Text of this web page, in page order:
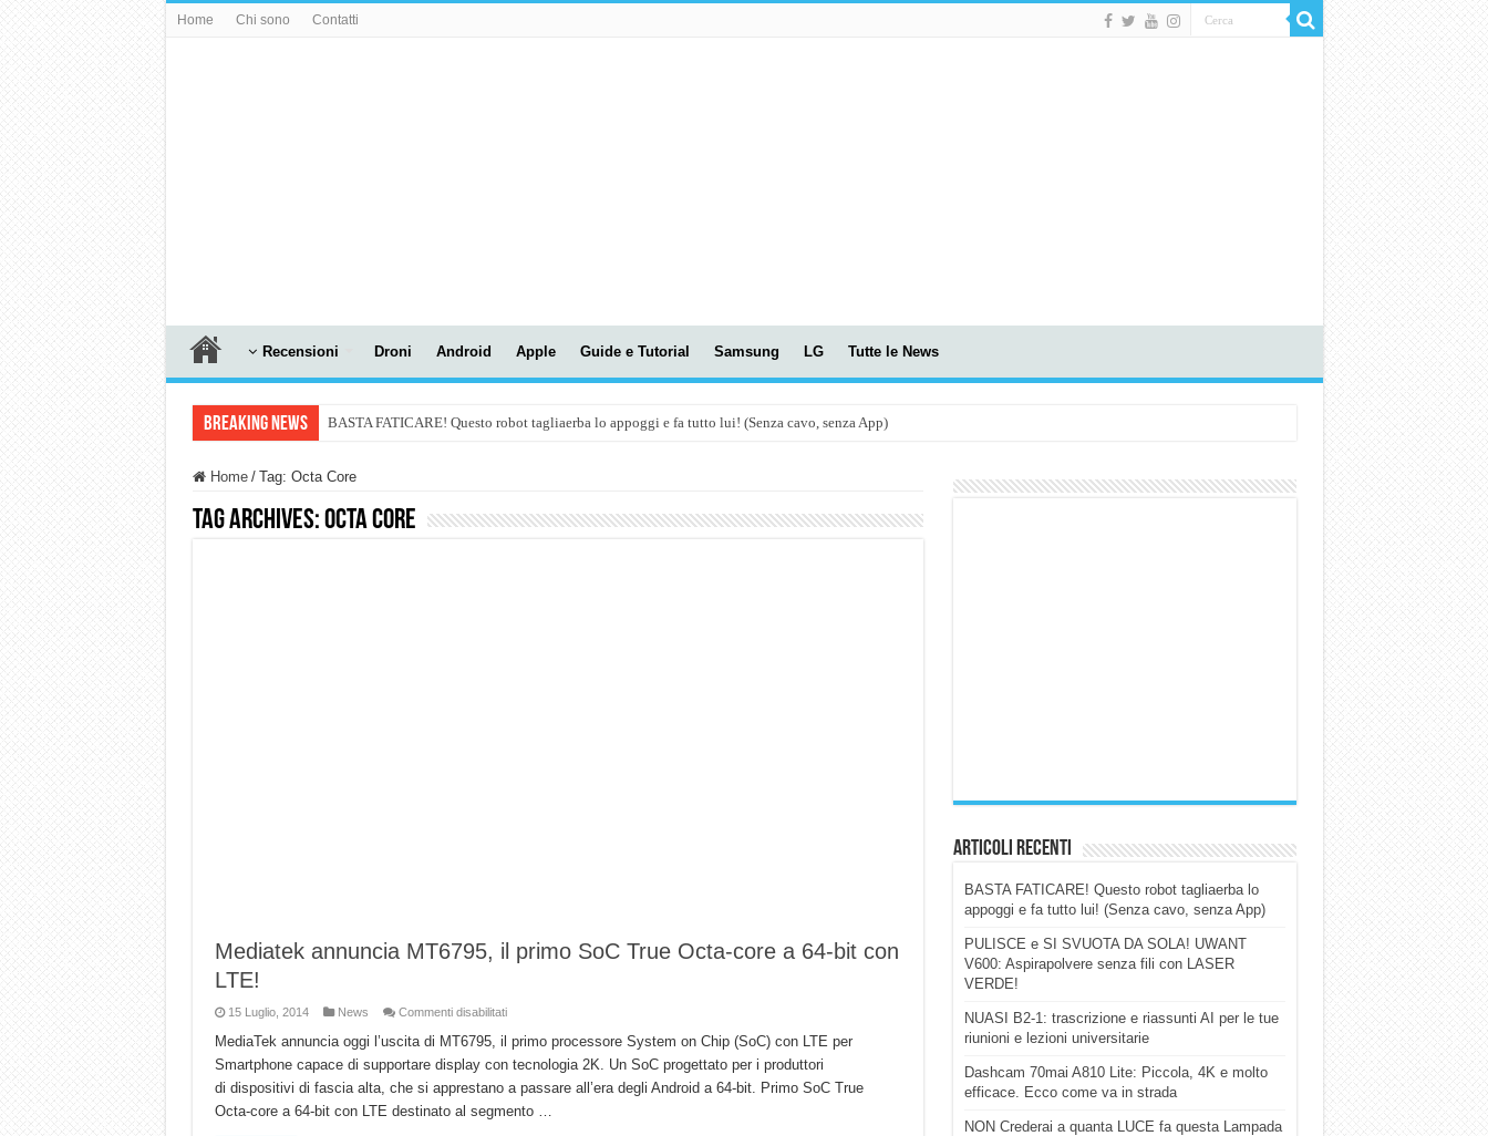
Home Chi sono Contatti
Recensioni Droni Android Apple Guide e Tutorial Samsung LG Tutte le News
Breaking News BASTA FATICARE! Questo robot tagliaerba lo appoggi e fa tutto lui! (Senza cavo, senza App)
Dashcam 70mai A810 Lite: Piccola, 4K e molto efficace. Ecco come va in strada
Home / Tag: Octa Core
Tag Archives:Octa Core
Mediatek annuncia MT6795, il primo SoC True Octa-core a 64-bit con
LTE!
15 Luglio, 2014 News Commenti disabilitatisu
annuncia
MT6795,
il
SoC
True
Octa-
MediaTek annuncia oggi l’uscita di MT6795, il primo processore System on Chip (SoC) con LTE per
Smartphone capace di supportare display con tecnologia 2K. Un SoC progettato per i produttori
di dispositivi di fascia alta, che si apprestano a passare all’era degli Android a 64-bit. Primo SoC True
Octa-core a 64-bit con LTE destinato al segmento …
Articoli Recenti
BASTA FATICARE! Questo robot tagliaerba lo
appoggi e fa tutto lui! (Senza cavo, senza App)
PULISCE e SI SVUOTA DA SOLA! UWANT
V600: Aspirapolvere senza fili con LASER
VERDE!
NUASI B2-1: trascrizione e riassunti AI per le tue
riunioni e lezioni universitarie
Dashcam 70mai A810 Lite: Piccola, 4K e molto
efficace. Ecco come va in strada
NON Crederai a quanta LUCE fa questa Lampada